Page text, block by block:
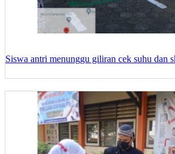
Siswa antri menunggu giliran cek suhu dan